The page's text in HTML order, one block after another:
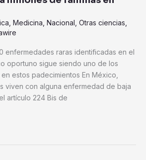
Medicina Nacional Otras ciencias
enfermedades raras identificadas en el
oportuno sigue siendo uno de los
estos padecimientos En México,
viven con alguna enfermedad de baja
artículo 224 Bis de